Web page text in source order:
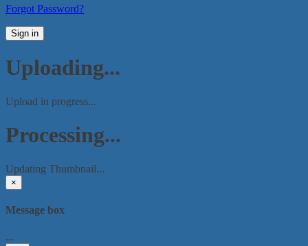
Forgot Password?
Sign in
Uploading...
Upload in progress...
Processing...
Updating Thumbnail...
×
Message box
...